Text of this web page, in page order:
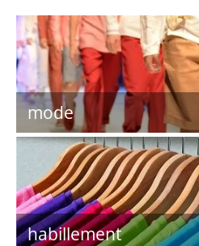
mode
habillement